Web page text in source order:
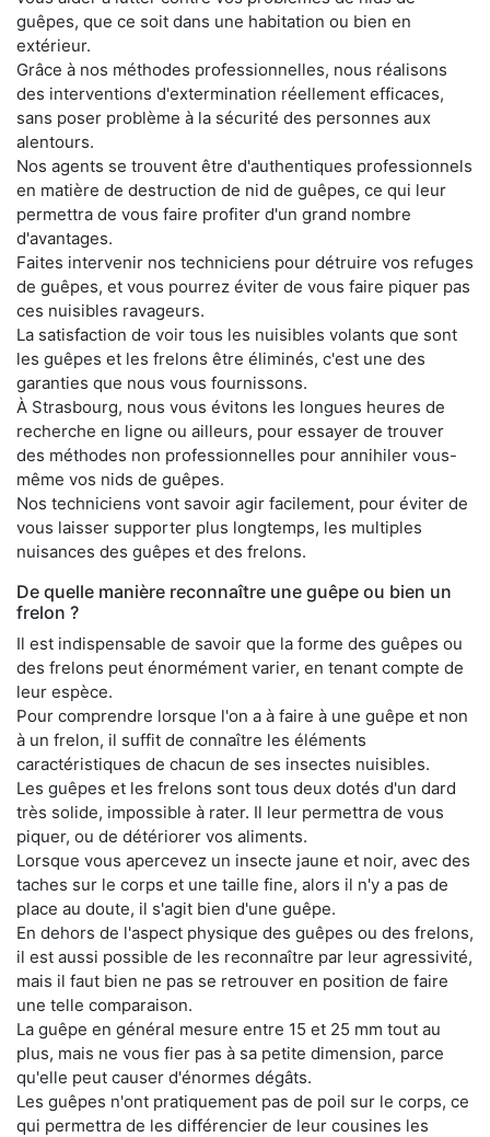
guêpes, que ce soit dans une habitation ou bien en
extérieur.
Grâce à nos méthodes professionnelles, nous réalisons
des interventions d'extermination réellement efficaces,
sans poser problème à la sécurité des personnes aux
alentours.
Nos agents se trouvent être d'authentiques professionnels
en matière de destruction de nid de guêpes, ce qui leur
permettra de vous faire profiter d'un grand nombre
d'avantages.
Faites intervenir nos techniciens pour détruire vos refuges
de guêpes, et vous pourrez éviter de vous faire piquer pas
ces nuisibles ravageurs.
La satisfaction de voir tous les nuisibles volants que sont
les guêpes et les frelons être éliminés, c'est une des
garanties que nous vous fournissons.
À Strasbourg, nous vous évitons les longues heures de
recherche en ligne ou ailleurs, pour essayer de trouver
des méthodes non professionnelles pour annihiler vous-
même vos nids de guêpes.
Nos techniciens vont savoir agir facilement, pour éviter de
vous laisser supporter plus longtemps, les multiples
nuisances des guêpes et des frelons.
De quelle manière reconnaître une guêpe ou bien un
frelon ?
Il est indispensable de savoir que la forme des guêpes ou
des frelons peut énormément varier, en tenant compte de
leur espèce.
Pour comprendre lorsque l'on a à faire à une guêpe et non
à un frelon, il suffit de connaître les éléments
caractéristiques de chacun de ses insectes nuisibles.
Les guêpes et les frelons sont tous deux dotés d'un dard
très solide, impossible à rater. Il leur permettra de vous
piquer, ou de détériorer vos aliments.
Lorsque vous apercevez un insecte jaune et noir, avec des
taches sur le corps et une taille fine, alors il n'y a pas de
place au doute, il s'agit bien d'une guêpe.
En dehors de l'aspect physique des guêpes ou des frelons,
il est aussi possible de les reconnaître par leur agressivité,
mais il faut bien ne pas se retrouver en position de faire
une telle comparaison.
La guêpe en général mesure entre 15 et 25 mm tout au
plus, mais ne vous fier pas à sa petite dimension, parce
qu'elle peut causer d'énormes dégâts.
Les guêpes n'ont pratiquement pas de poil sur le corps, ce
qui permettra de les différencier de leur cousines les